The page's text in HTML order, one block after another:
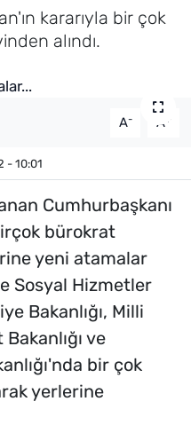
kararıyla bir çok
alındı.
A- A +
- 10:01
Cumhurbaşkanı
bürokrat
yeni atamalar
Sosyal Hizmetler
Bakanlığı, Milli
ve
bir çok
yerlerine